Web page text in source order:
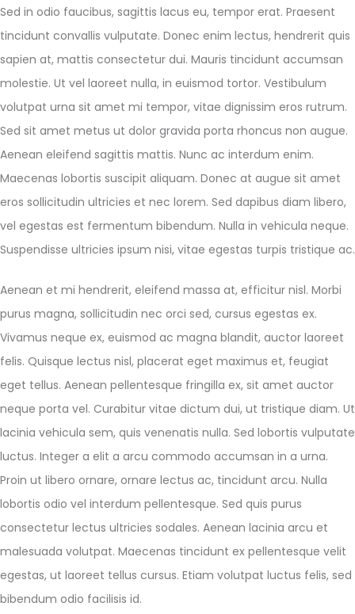
Sed in odio faucibus, sagittis lacus eu, tempor erat. Praesent
tincidunt convallis vulputate. Donec enim lectus, hendrerit quis
sapien at, mattis consectetur dui. Mauris tincidunt accumsan
molestie. Ut vel laoreet nulla, in euismod tortor. Vestibulum
volutpat urna sit amet mi tempor, vitae dignissim eros rutrum.
Sed sit amet metus ut dolor gravida porta rhoncus non augue.
Aenean eleifend sagittis mattis. Nunc ac interdum enim.
Maecenas lobortis suscipit aliquam. Donec at augue sit amet
eros sollicitudin ultricies et nec lorem. Sed dapibus diam libero,
vel egestas est fermentum bibendum. Nulla in vehicula neque.
Suspendisse ultricies ipsum nisi, vitae egestas turpis tristique ac.
Aenean et mi hendrerit, eleifend massa at, efficitur nisl. Morbi
purus magna, sollicitudin nec orci sed, cursus egestas ex.
Vivamus neque ex, euismod ac magna blandit, auctor laoreet
felis. Quisque lectus nisl, placerat eget maximus et, feugiat
eget tellus. Aenean pellentesque fringilla ex, sit amet auctor
neque porta vel. Curabitur vitae dictum dui, ut tristique diam. Ut
lacinia vehicula sem, quis venenatis nulla. Sed lobortis vulputate
luctus. Integer a elit a arcu commodo accumsan in a urna.
Proin ut libero ornare, ornare lectus ac, tincidunt arcu. Nulla
lobortis odio vel interdum pellentesque. Sed quis purus
consectetur lectus ultricies sodales. Aenean lacinia arcu et
malesuada volutpat. Maecenas tincidunt ex pellentesque velit
egestas, ut laoreet tellus cursus. Etiam volutpat luctus felis, sed
bibendum odio facilisis id.